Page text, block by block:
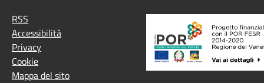
RSS
Accessibilità
Privacy
Cookie
Mappa del sito